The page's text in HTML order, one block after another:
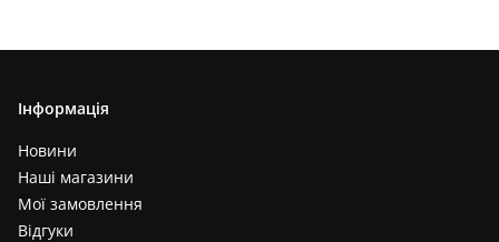
Інформація
Новини
Наші магазини
Мої замовлення
Відгуки